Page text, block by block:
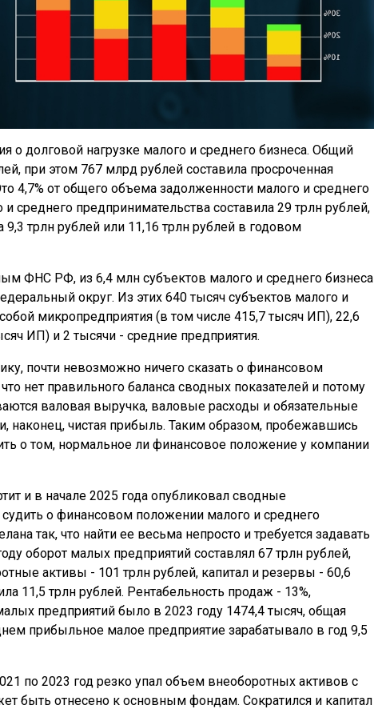
о долговой нагрузке малого и среднего бизнеса. Общий
при этом 767 млрд рублей составила просроченная
4,7% от общего объема задолженности малого и среднего
среднего предпринимательства составила 29 трлн рублей,
трлн рублей или 11,16 трлн рублей в годовом
ФНС РФ, из 6,4 млн субъектов малого и среднего бизнеса
округ. Из этих 640 тысяч субъектов малого и
микропредприятия (в том числе 415,7 тысяч ИП), 22,6
ИП) и 2 тысячи - средние предприятия.
почти невозможно ничего сказать о финансовом
нет правильного баланса сводных показателей и потому
валовая выручка, валовые расходы и обязательные
наконец, чистая прибыль. Таким образом, пробежавшись
о том, нормальное ли финансовое положение у компании
и в начале 2025 года опубликовал сводные
о финансовом положении малого и среднего
так, что найти ее весьма непросто и требуется задавать
оборот малых предприятий составлял 67 трлн рублей,
активы - 101 трлн рублей, капитал и резервы - 60,6
11,5 трлн рублей. Рентабельность продаж - 13%,
предприятий было в 2023 году 1474,4 тысяч, общая
прибыльное малое предприятие зарабатывало в год 9,5
по 2023 год резко упал объем внеоборотных активов с
быть отнесено к основным фондам. Сократился и капитал